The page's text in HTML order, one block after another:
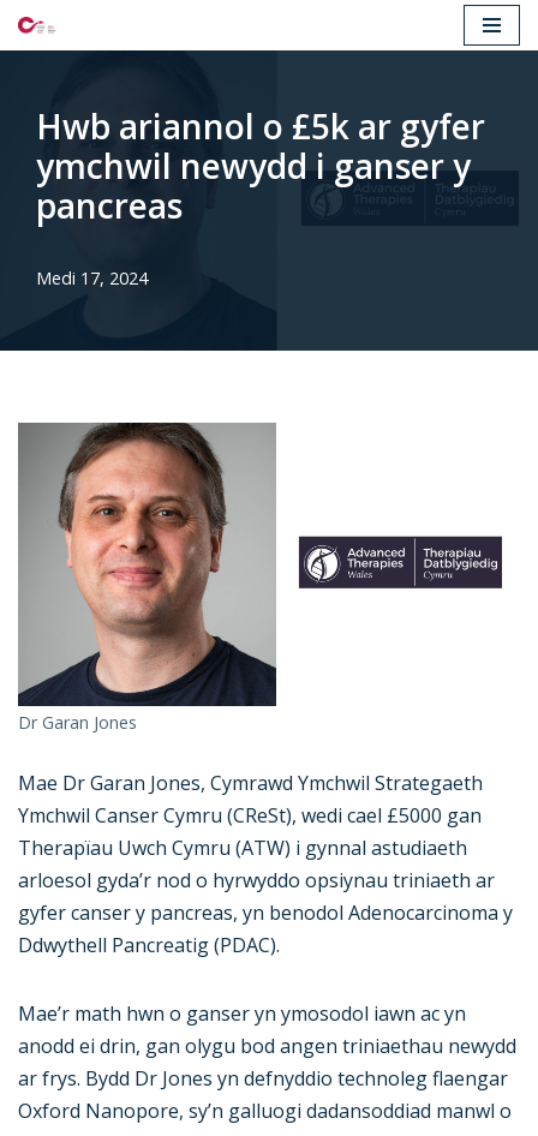
cynnwys
Hwb ariannol o £5k ar gyfer
ymchwil newydd i ganser y
pancreas
Medi 17, 2024
Dr Garan Jones
Mae Dr Garan Jones, Cymrawd Ymchwil Strategaeth
Ymchwil Canser Cymru (CReSt), wedi cael £5000 gan
Therapïau Uwch Cymru (ATW) i gynnal astudiaeth
arloesol gyda’r nod o hyrwyddo opsiynau triniaeth ar
gyfer canser y pancreas, yn benodol Adenocarcinoma y
Ddwythell Pancreatig (PDAC).
Mae’r math hwn o ganser yn ymosodol iawn ac yn
anodd ei drin, gan olygu bod angen triniaethau newydd
ar frys. Bydd Dr Jones yn defnyddio technoleg flaengar
Oxford Nanopore, sy’n galluogi dadansoddiad manwl o